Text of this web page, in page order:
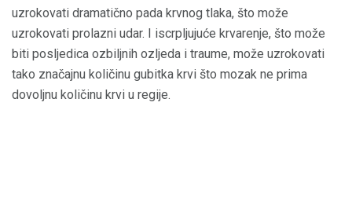
uzrokovati dramatično pada krvnog tlaka, što može
uzrokovati prolazni udar. I iscrpljujuće krvarenje, što može
biti posljedica ozbiljnih ozljeda i traume, može uzrokovati
tako značajnu količinu gubitka krvi što mozak ne prima
dovoljnu količinu krvi u regije.